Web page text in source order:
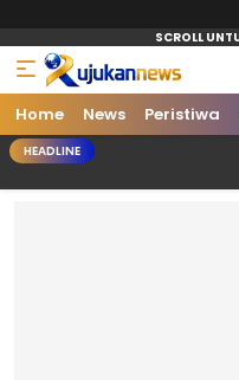
Home News Peristiwa
HEADLINE